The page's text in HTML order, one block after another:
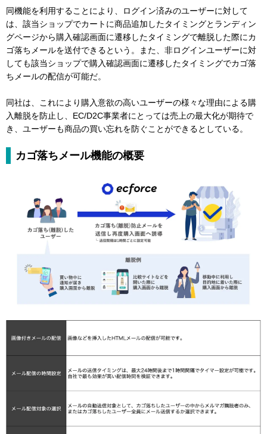
同機能を利用することにより、ログイン済みのユーザーに対して
は、該当ショップでカートに商品追加したタイミングとランディン
グページから購入確認画面に遷移したタイミングで離脱した際にカ
ゴ落ちメールを送付できるという。また、非ログインユーザーに対
しても該当ショップで購入確認画面に遷移したタイミングでカゴ落
ちメールの配信が可能だ。
同社は、これにより購入意欲の高いユーザーの様々な理由による購
入離脱を防止し、EC/D2C事業者にとっては売上の最大化が期待で
き、ユーザーも商品の買い忘れを防ぐことができるとしている。
カゴ落ちメール機能の概要